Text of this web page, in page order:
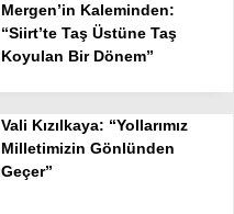
Mergen’in Kaleminden:
“Siirt’te Taş Üstüne Taş
Koyulan Bir Dönem”
Vali Kızılkaya: “Yollarımız
Milletimizin Gönlünden
Geçer”